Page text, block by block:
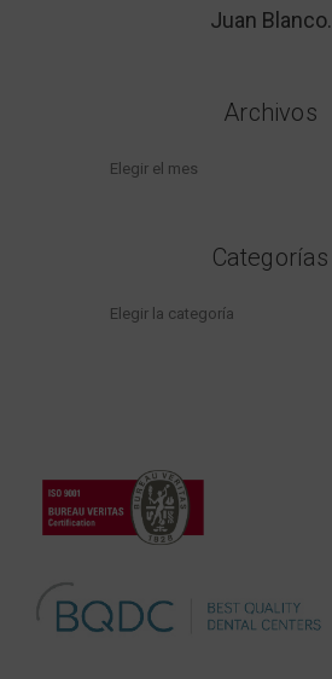
Juan Blanco.
Archivos
Archivos
Categorías
Categorías